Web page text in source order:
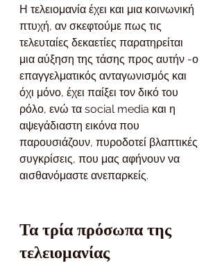
Η τελειομανία έχει και μια κοινωνική
πτυχή, αν σκεφτούμε πως τις
τελευταίες δεκαετίες παρατηρείται
μια αύξηση της τάσης προς αυτήν -ο
επαγγελματικός ανταγωνισμός και
όχι μόνο, έχει παίξει τον δικό του
ρόλο, ενώ τα social media και η
αψεγάδιαστη εικόνα που
παρουσιάζουν, πυροδοτεί βλαπτικές
συγκρίσεις, που μας αφήνουν να
αισθανόμαστε ανεπαρκείς.
Τα τρία πρόσωπα της
τελειομανίας